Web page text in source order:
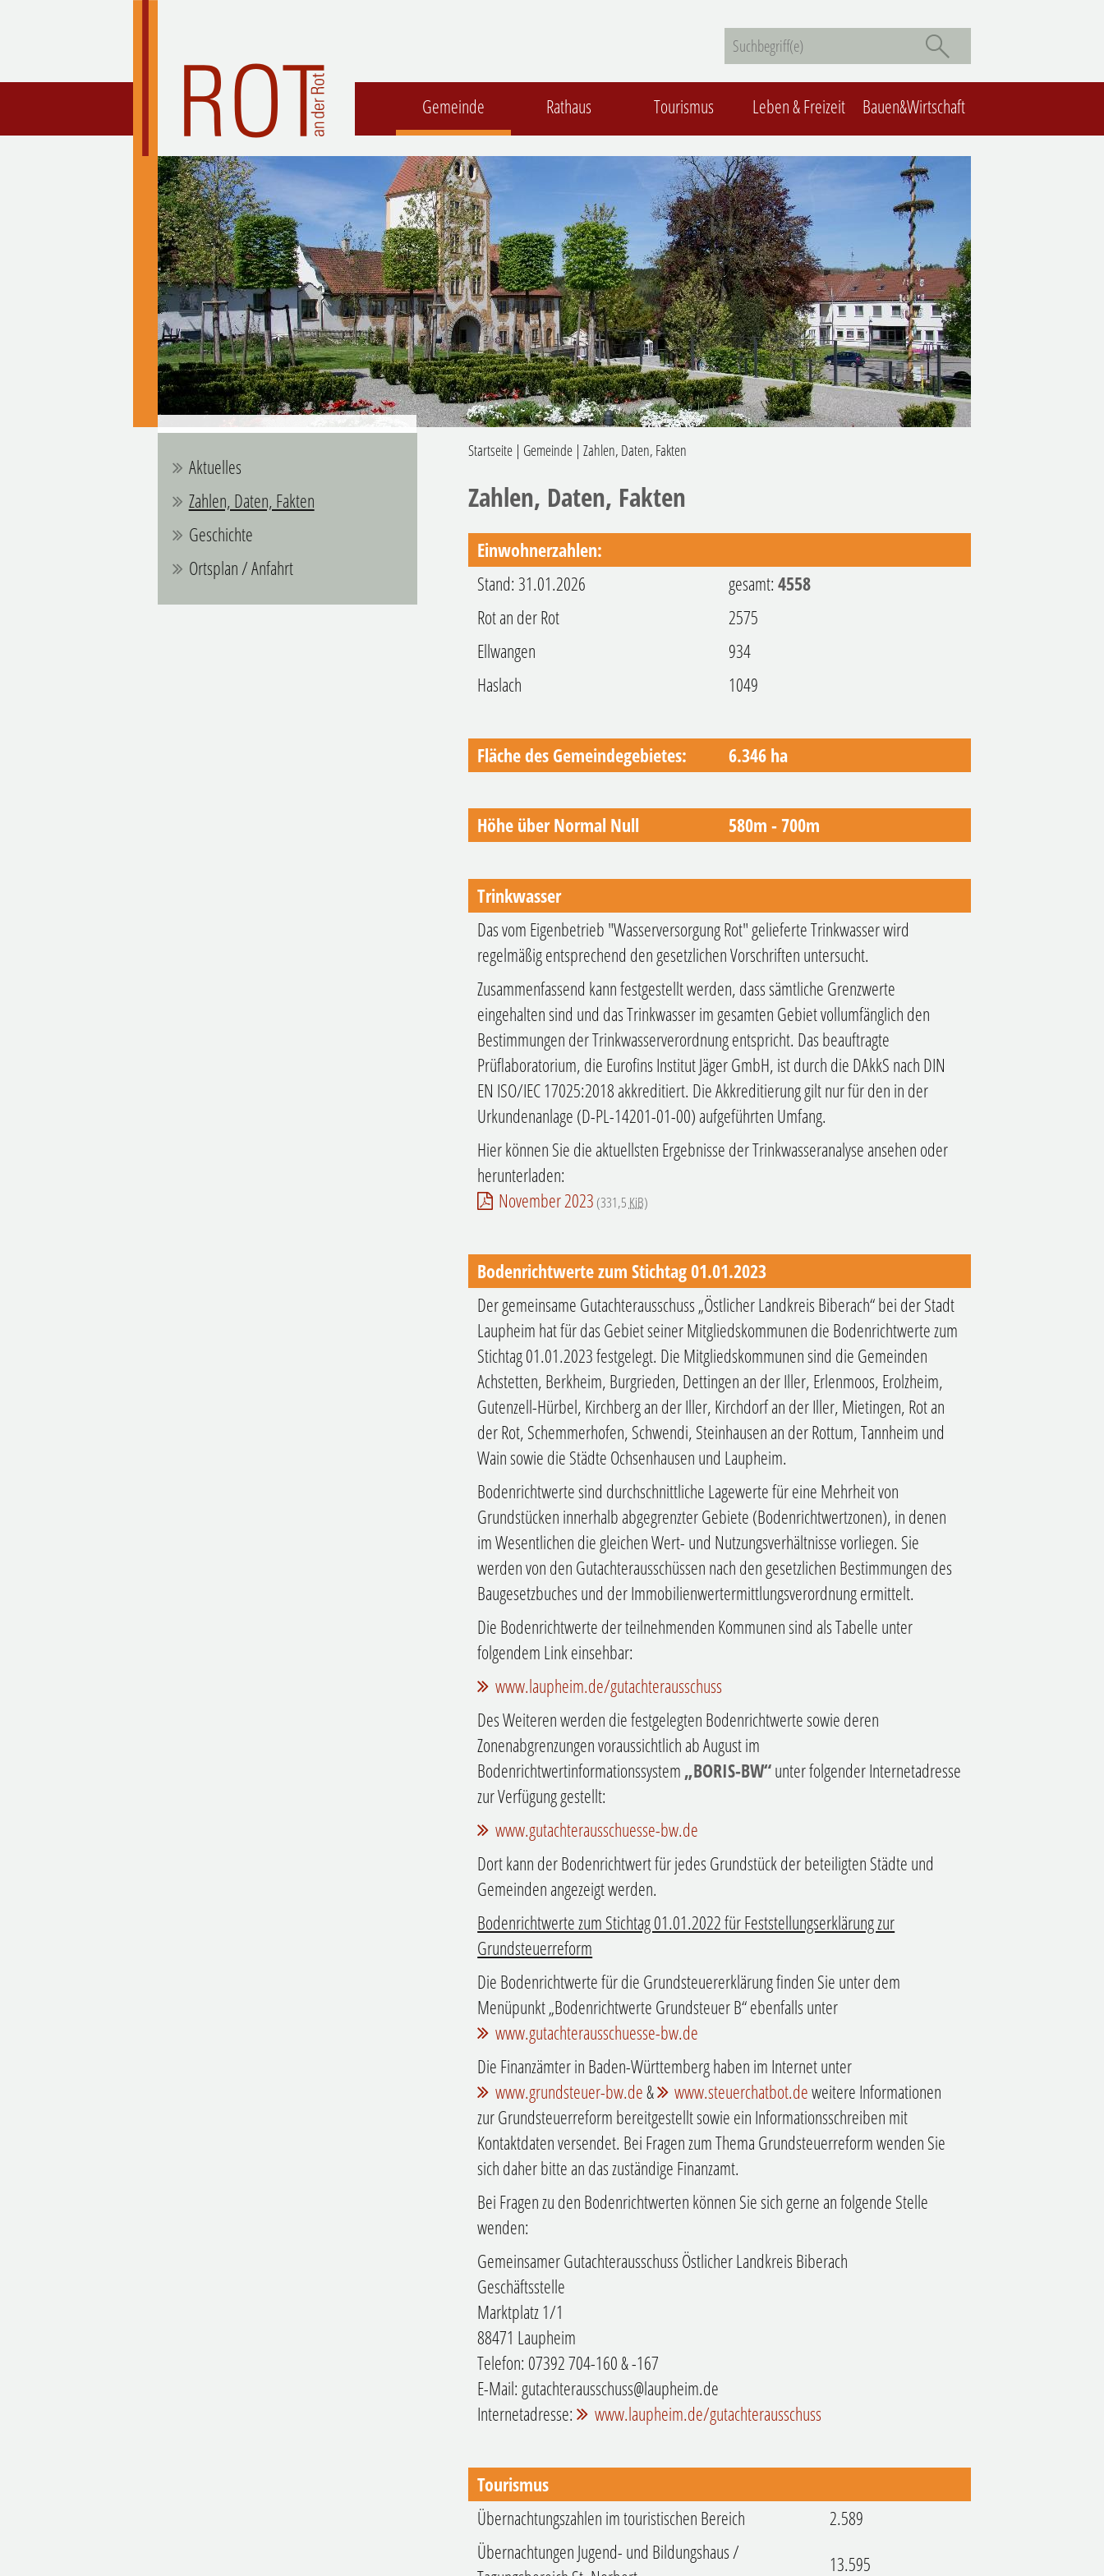
Gemeinde Rathaus Tourismus Leben & Freizeit Bauen&Wirtschaft
Aktuelles
Zahlen, Daten, Fakten
Geschichte
Ortsplan / Anfahrt
Startseite | Gemeinde | Zahlen, Daten, Fakten
Zahlen, Daten, Fakten
Einwohnerzahlen:
Stand: 31.01.2026
gesamt:4558
Rot an der Rot
2575
Ellwangen
934
Haslach
1049
Fläche des Gemeindegebietes: 6.346 ha
Höhe über Normal Null 580m - 700m
Trinkwasser
Das vom Eigenbetrieb "Wasserversorgung Rot" gelieferte Trinkwasser wird
regelmäßig entsprechend den gesetzlichen Vorschriften untersucht.
Zusammenfassend kann festgestellt werden, dass sämtliche Grenzwerte
eingehalten sind und das Trinkwasser im gesamten Gebiet vollumfänglich den
Bestimmungen der Trinkwasserverordnung entspricht. Das beauftragte
Prüflaboratorium, die Eurofins Institut Jäger GmbH, ist durch die DAkkS nach DIN
EN ISO/IEC 17025:2018 akkreditiert. Die Akkreditierung gilt nur für den in der
Urkundenanlage (D-PL-14201-01-00) aufgeführten Umfang.
Hier können Sie die aktuellsten Ergebnisse der Trinkwasseranalyse ansehen oder
herunterladen:
November 2023 (331,5 KiB)
Bodenrichtwerte zum Stichtag 01.01.2023
Der gemeinsame Gutachterausschuss „Östlicher Landkreis Biberach“ bei der Stadt
Laupheim hat für das Gebiet seiner Mitgliedskommunen die Bodenrichtwerte zum
Stichtag 01.01.2023 festgelegt. Die Mitgliedskommunen sind die Gemeinden
Achstetten, Berkheim, Burgrieden, Dettingen an der Iller, Erlenmoos, Erolzheim,
Gutenzell-Hürbel, Kirchberg an der Iller, Kirchdorf an der Iller, Mietingen, Rot an
der Rot, Schemmerhofen, Schwendi, Steinhausen an der Rottum, Tannheim und
Wain sowie die Städte Ochsenhausen und Laupheim.
Bodenrichtwerte sind durchschnittliche Lagewerte für eine Mehrheit von
Grundstücken innerhalb abgegrenzter Gebiete (Bodenrichtwertzonen), in denen
im Wesentlichen die gleichen Wert- und Nutzungsverhältnisse vorliegen. Sie
werden von den Gutachterausschüssen nach den gesetzlichen Bestimmungen des
Baugesetzbuches und der Immobilienwertermittlungsverordnung ermittelt.
Die Bodenrichtwerte der teilnehmenden Kommunen sind als Tabelle unter
folgendem Link einsehbar:
www.laupheim.de/gutachterausschuss
Des Weiteren werden die festgelegten Bodenrichtwerte sowie deren
Zonenabgrenzungen voraussichtlich ab August im
Bodenrichtwertinformationssystem„BORIS-BW“unter folgender Internetadresse
zur Verfügung gestellt:
www.gutachterausschuesse-bw.de
Dort kann der Bodenrichtwert für jedes Grundstück der beteiligten Städte und
Gemeinden angezeigt werden.
Bodenrichtwerte zum Stichtag 01.01.2022 für Feststellungserklärung zur
Grundsteuerreform
Die Bodenrichtwerte für die Grundsteuererklärung finden Sie unter dem
Menüpunkt „Bodenrichtwerte Grundsteuer B“ ebenfalls unter
www.gutachterausschuesse-bw.de
Die Finanzämter in Baden-Württemberg haben im Internet unter
www.grundsteuer-bw.de& www.steuerchatbot.deweitere Informationen
zur Grundsteuerreform bereitgestellt sowie ein Informationsschreiben mit
Kontaktdaten versendet. Bei Fragen zum Thema Grundsteuerreform wenden Sie
sich daher bitte an das zuständige Finanzamt.
Bei Fragen zu den Bodenrichtwerten können Sie sich gerne an folgende Stelle
wenden:
Gemeinsamer Gutachterausschuss Östlicher Landkreis Biberach
Geschäftsstelle
Marktplatz 1/1
88471 Laupheim
Telefon: 07392 704-160 & -167
E-Mail: gutachterausschuss@laupheim.de
Internetadresse:
www.laupheim.de/gutachterausschuss
Tourismus
Übernachtungszahlen im touristischen Bereich
2.589
Übernachtungen Jugend- und Bildungshaus /
13.595